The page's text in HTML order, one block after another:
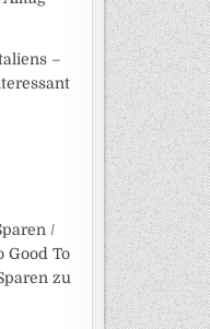
–
/
Good To
zu